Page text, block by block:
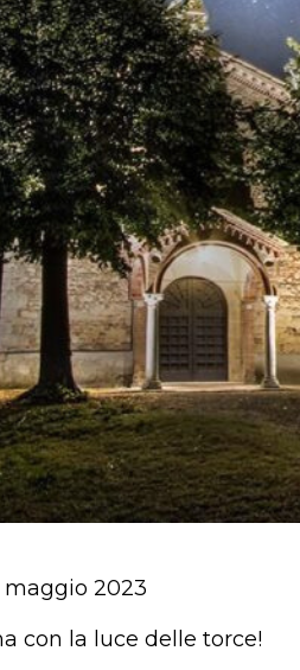
maggio 2023
con la luce delle torce!